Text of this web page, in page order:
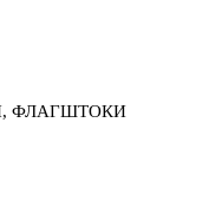
ФЛАГШТОКИ